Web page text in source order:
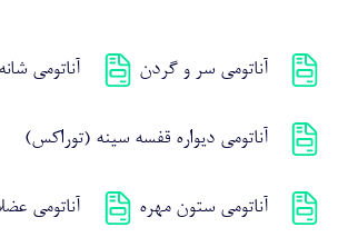
آناتومی سر و گردن آناتومی
آناتومی دیواره قفسه سینه (توراکس)
آناتومی ستون مهره آناتومی